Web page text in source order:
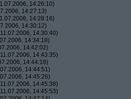
14:26:10)
14:27:13)
14:28:16)
14:30:12)
14:30:40)
14:34:18)
14:42:02)
14:43:35)
14:44:18)
14:44:51)
14:45:26)
14:45:38)
14:45:53)